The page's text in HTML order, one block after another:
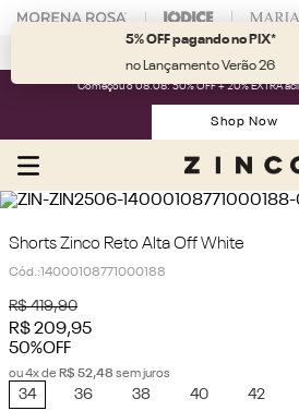
Fale com nossa
Começou o 08.08: 50% OFF + 20% EXTRA
Shop Now
Shorts Zinco Reto Alta Off White
Cód.:14000108771000188
R$ 419,90
R$209,95
50%OFF
ou4x de R$ 52,48 sem juros
34 36 38 40 42
5% OFF pagando no PIX*
no Lançamento Verão 26